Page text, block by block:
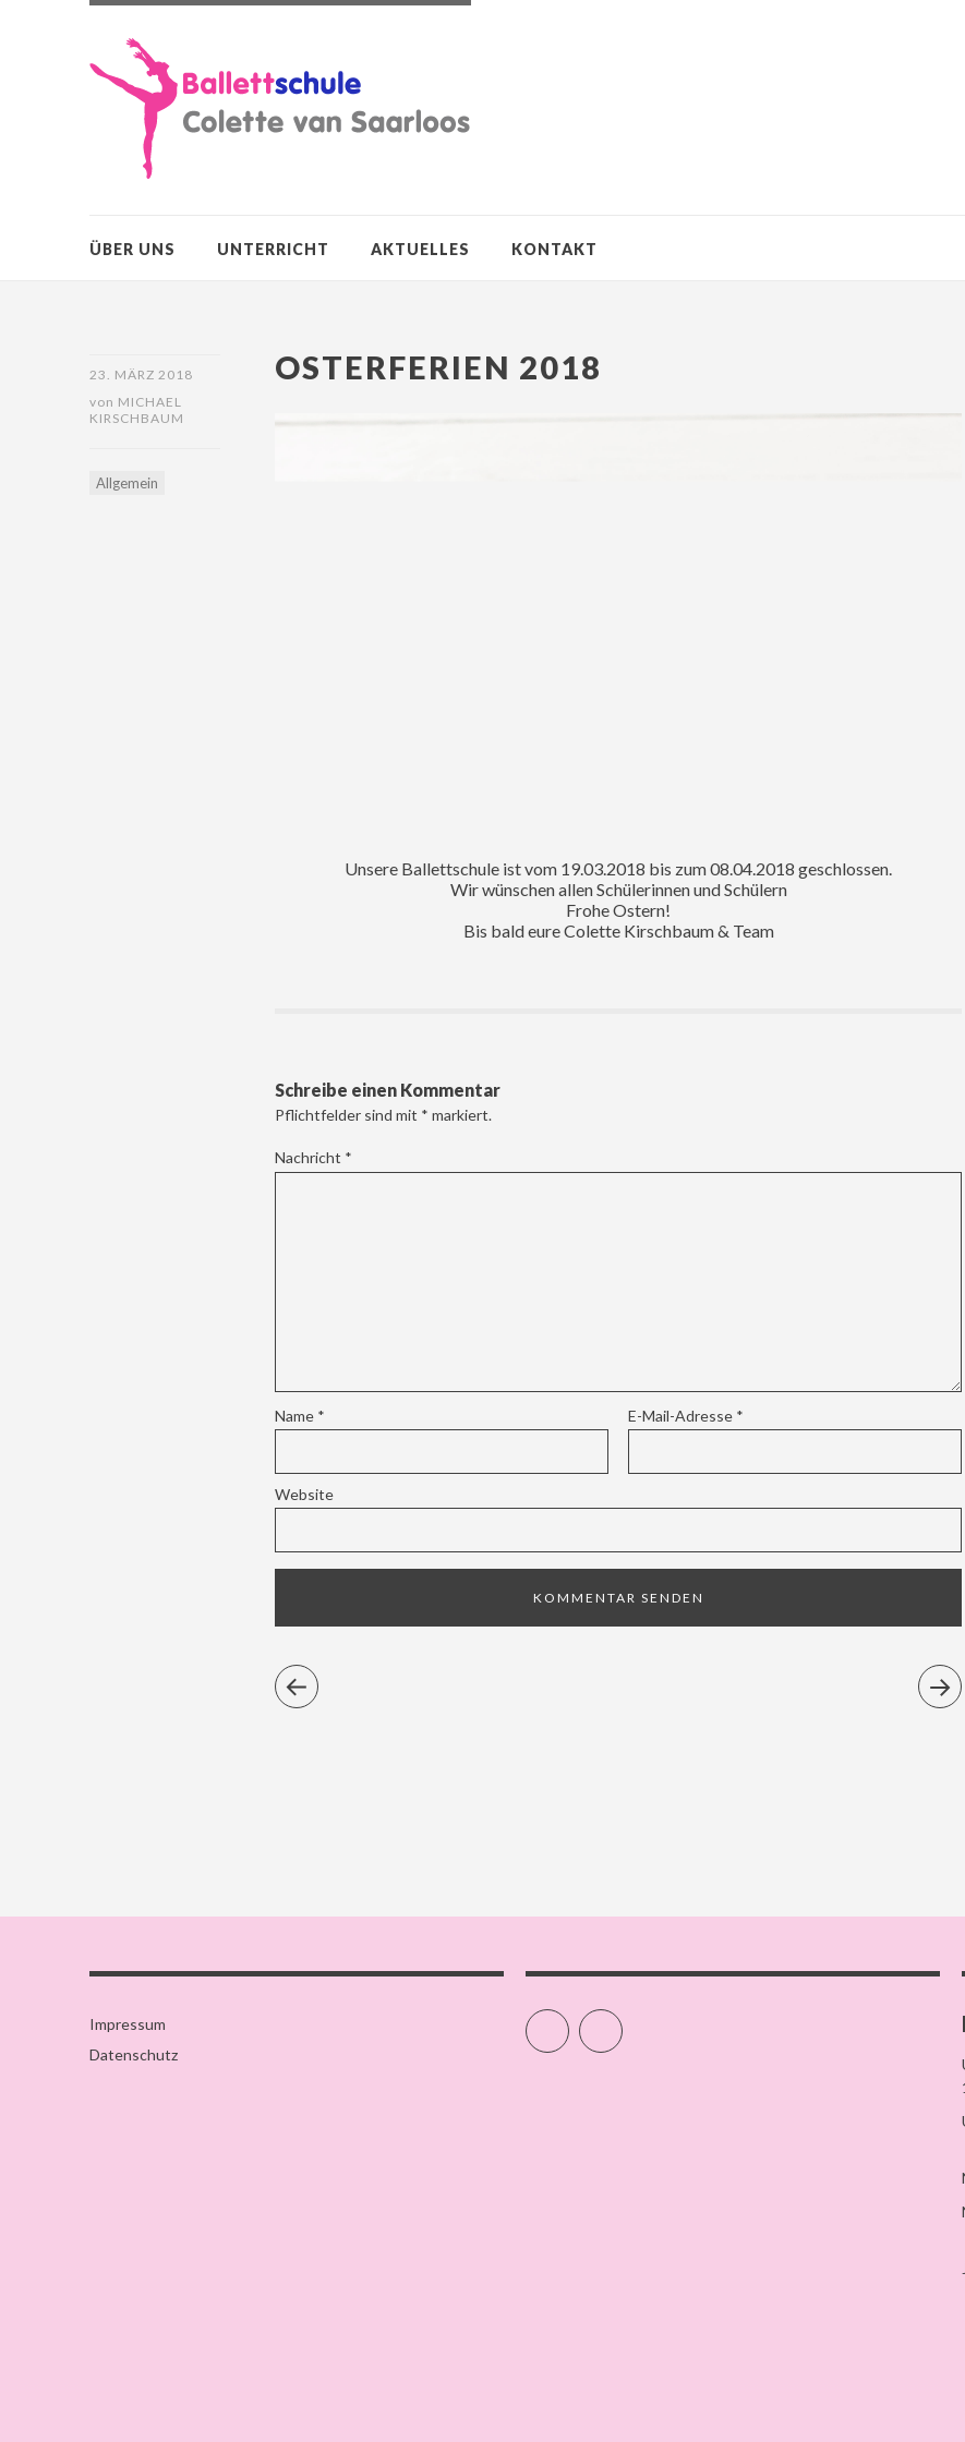
ÜBER UNS UNTERRICHT AKTUELLES KONTAKT
23. MÄRZ 2018
von MICHAEL
KIRSCHBAUM
Allgemein
OSTERFERIEN 2018
Unsere Ballettschule ist vom 19.03.2018 bis zum 08.04.2018 geschlossen.
Wir wünschen allen Schülerinnen und Schülern
Frohe Ostern!
Bis bald eure Colette Kirschbaum & Team
Schreibe einen Kommentar
Pflichtfelder sind mit * markiert.
Nachricht *
Name * E-Mail-Adresse *
Website
Impressum
Datenschutz
FacebookInstagram